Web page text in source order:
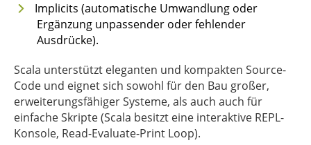
Implicits (automatische Umwandlung oder
Ergänzung unpassender oder fehlender
Ausdrücke).
Scala unterstützt eleganten und kompakten Source-
Code und eignet sich sowohl für den Bau großer,
erweiterungsfähiger Systeme, als auch auch für
einfache Skripte (Scala besitzt eine interaktive REPL-
Konsole, Read-Evaluate-Print Loop).